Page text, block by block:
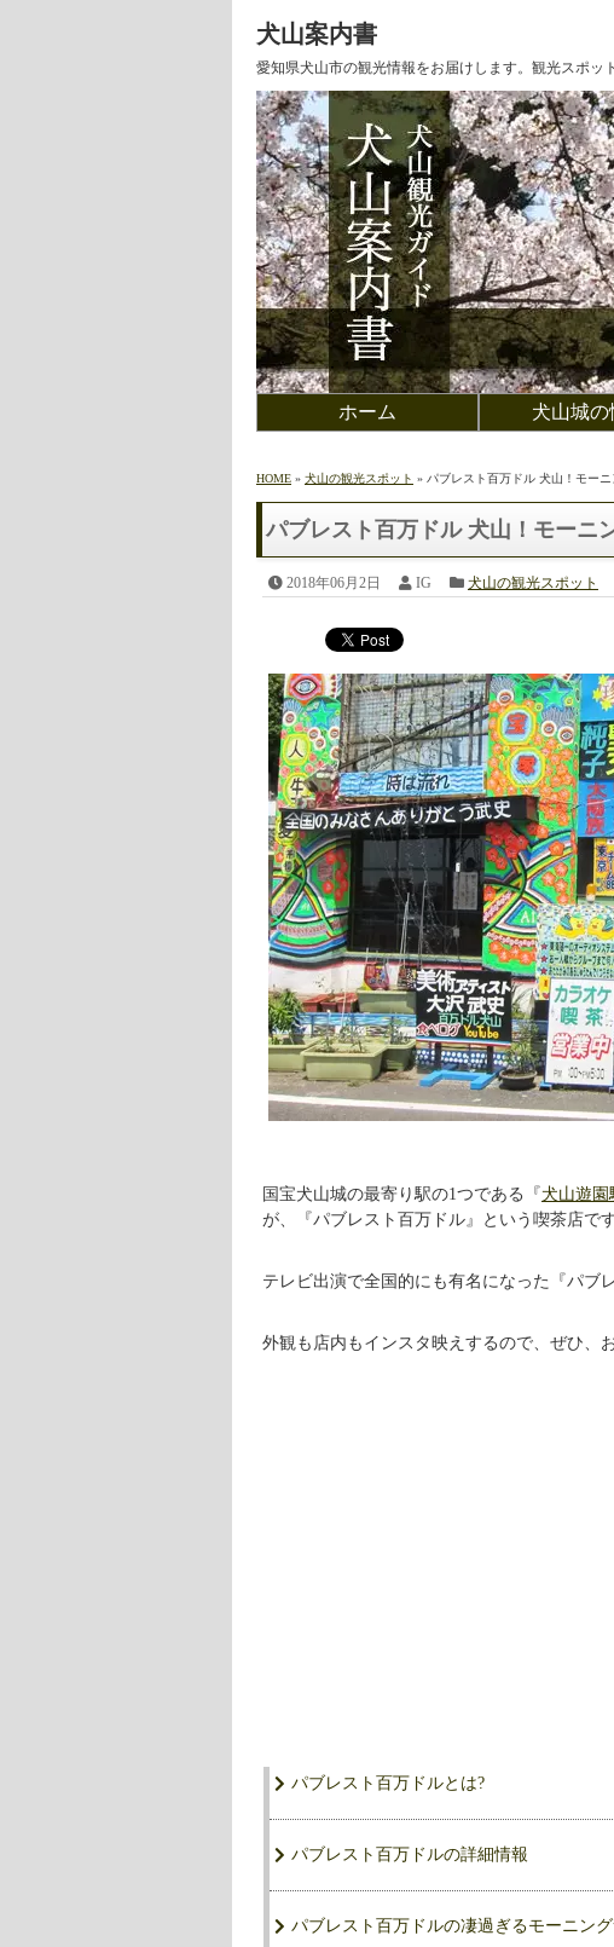
犬山案内書
愛知県犬山市の観光情報をお届けします。観光スポッ
ホーム 犬山城の
HOME » 犬山の観光スポット » パブレスト百万ドル 犬山！モー
パブレスト百万ドル 犬山！モーニ
2018年06月2日 IG 犬山の観光スポット
国宝犬山城の最寄り駅の1つである『犬山遊園
が、『パブレスト百万ドル』という喫茶店です
テレビ出演で全国的にも有名になった『パブ
外観も店内もインスタ映えするので、ぜひ、
パブレスト百万ドルとは?
パブレスト百万ドルの詳細情報
パブレスト百万ドルの凄過ぎるモーニン